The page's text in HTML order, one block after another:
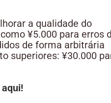
a qualidade do
¥5.000 para erros
de forma arbitrária
superiores: ¥30.000